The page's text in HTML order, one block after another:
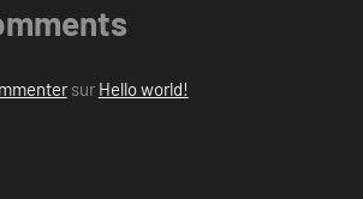
sur Hello world!